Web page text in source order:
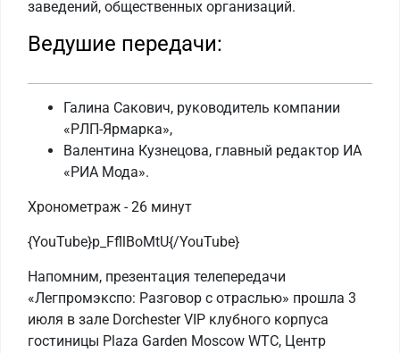
заведений, общественных организаций.
Ведушие передачи:
Галина Сакович, руководитель компании
«РЛП-Ярмарка»,
Валентина Кузнецова, главный редактор ИА
«РИА Мода».
Хронометраж - 26 минут
{YouTube}p_FfllBoMtU{/YouTube}
Напомним, презентация телепередачи
«Легпромэкспо: Разговор с отраслью» прошла 3
июля в зале Dorchester VIP клубного корпуса
гостиницы Plaza Garden Moscow WTC, Центр